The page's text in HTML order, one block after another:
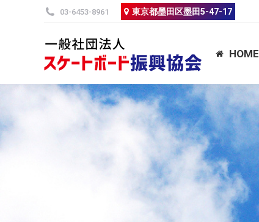
03-6453-8961 東京都墨田区墨田5-47-17
HOME
03-6453-8961 東京都墨田区墨田5-47-17